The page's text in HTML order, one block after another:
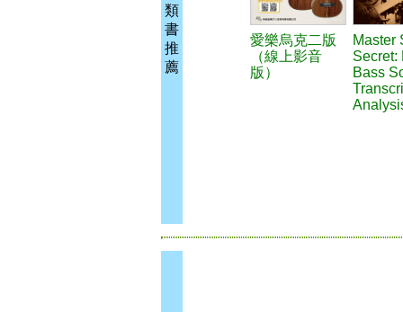
類
書
推
薦
愛樂烏克二版
（線上影音
版）
Master
Secret:
Bass